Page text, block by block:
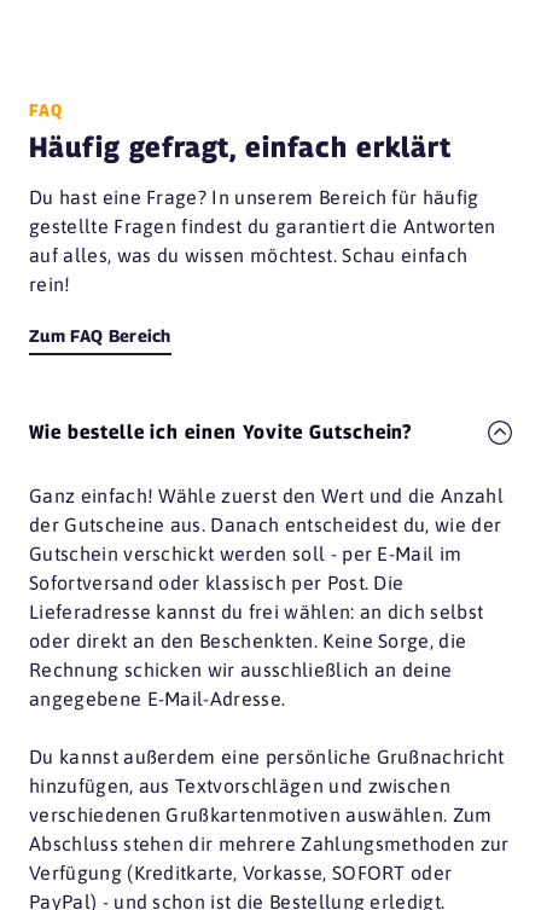
FAQ
Häufig gefragt, einfach erklärt
Du hast eine Frage? In unserem Bereich für häufig
gestellte Fragen findest du garantiert die Antworten
auf alles, was du wissen möchtest. Schau einfach
rein!
Zum FAQ Bereich
Wie bestelle ich einen Yovite Gutschein?
Ganz einfach! Wähle zuerst den Wert und die Anzahl
der Gutscheine aus. Danach entscheidest du, wie der
Gutschein verschickt werden soll - per E-Mail im
Sofortversand oder klassisch per Post. Die
Lieferadresse kannst du frei wählen: an dich selbst
oder direkt an den Beschenkten. Keine Sorge, die
Rechnung schicken wir ausschließlich an deine
angegebene E-Mail-Adresse.
Du kannst außerdem eine persönliche Grußnachricht
hinzufügen, aus Textvorschlägen und zwischen
verschiedenen Grußkartenmotiven auswählen. Zum
Abschluss stehen dir mehrere Zahlungsmethoden zur
Verfügung (Kreditkarte, Vorkasse, SOFORT oder
PayPal) - und schon ist die Bestellung erledigt.